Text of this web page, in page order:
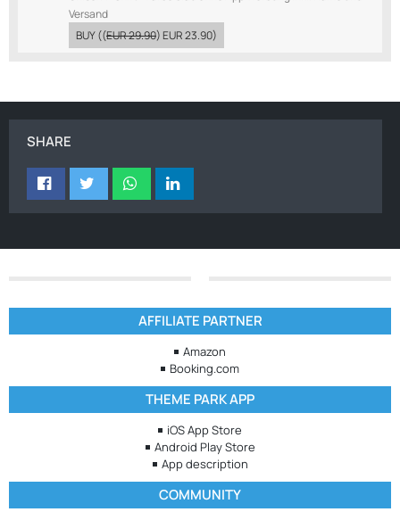
Versand
BUY((EUR 29.90)EUR 23.90)
SHARE
AFFILIATE PARTNER
Amazon
Booking.com
THEME PARK APP
iOS App Store
Android Play Store
App description
COMMUNITY